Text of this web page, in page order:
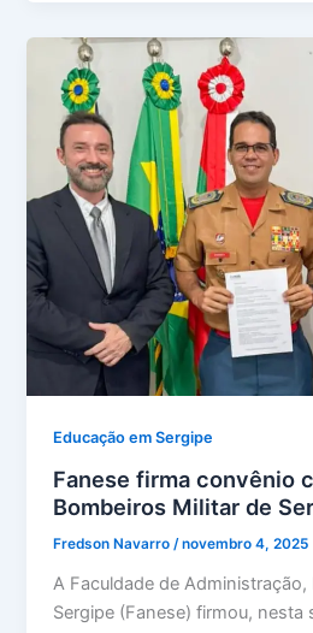
Educação em Sergipe
Fanese firma convênio
Bombeiros Militar de
Fredson Navarro/novembro 4, 2025
A Faculdade de
Sergipe (Fanese) firmou, nesta